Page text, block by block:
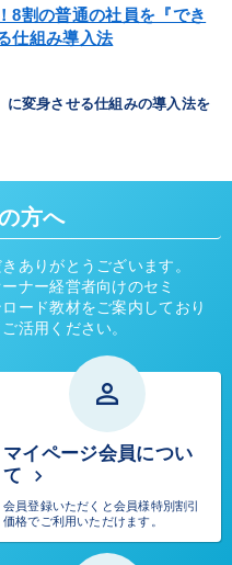
8割の普通の社員を『でき
仕組み導入法
に変身させる仕組みの導入法を
方へ
ありがとうございます。
ナー経営者向けのセミ
ード教材をご案内しており
活用ください。
perm_identity
マイページ会員につい
て
keyboard_arrow_right
会員登録いただくと会員様特別割引
価格でご利用いただけます。